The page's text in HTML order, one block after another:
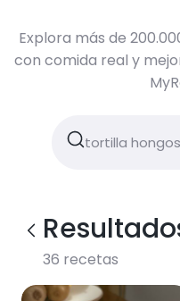
Explora más de
con comida real y
36 recetas